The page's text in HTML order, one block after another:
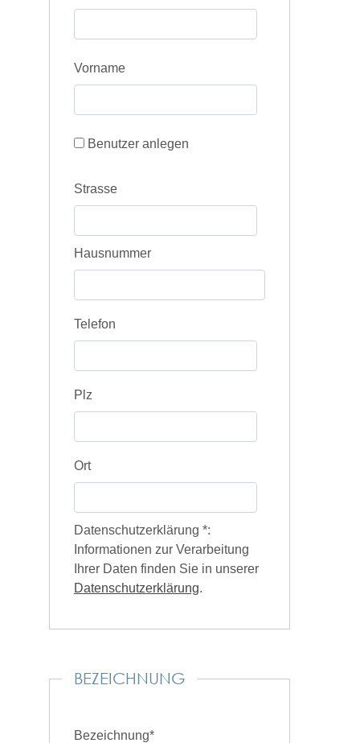
Vorname
Benutzer anlegen
Strasse
Hausnummer
Telefon
Plz
Ort
Datenschutz­erklärung *:
Informationen zur Verarbeitung
Ihrer Daten finden Sie in unserer
Datenschutz­erklärung.
BEZEICHNUNG
Bezeichnung*